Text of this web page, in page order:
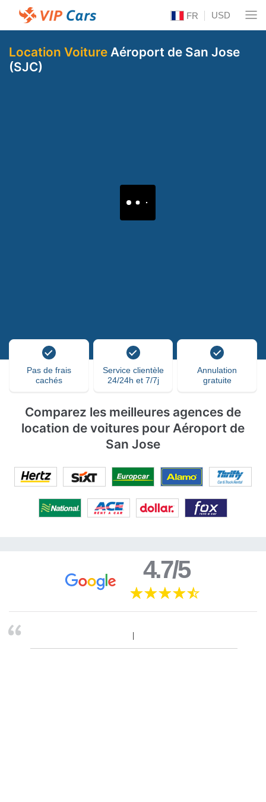
FR USD
Location Voiture Aéroport de San Jose
(SJC)
Pas de frais
cachés
Service clientèle
24/24h et 7/7j
Annulation
gratuite
Comparez les meilleures agences de
location de voitures pour Aéroport de
San Jose
4.7/5